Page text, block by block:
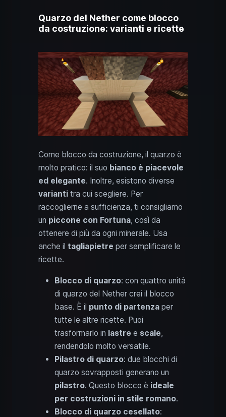
Quarzo del Nether come blocco
da costruzione: varianti e ricette
Come blocco da costruzione, il quarzo è
molto pratico: il suo bianco è piacevole
ed elegante. Inoltre, esistono diverse
varianti tra cui scegliere. Per
raccoglierne a sufficienza, ti consigliamo
un piccone con Fortuna, così da
ottenere di più da ogni minerale. Usa
anche il tagliapietre per semplificare le
ricette.
Blocco di quarzo: con quattro unità
di quarzo del Nether crei il blocco
base. È il punto di partenza per
tutte le altre ricette. Puoi
trasformarlo in lastre e scale,
rendendolo molto versatile.
Pilastro di quarzo: due blocchi di
quarzo sovrapposti generano un
pilastro. Questo blocco è ideale
per costruzioni in stile romano.
Blocco di quarzo cesellato: